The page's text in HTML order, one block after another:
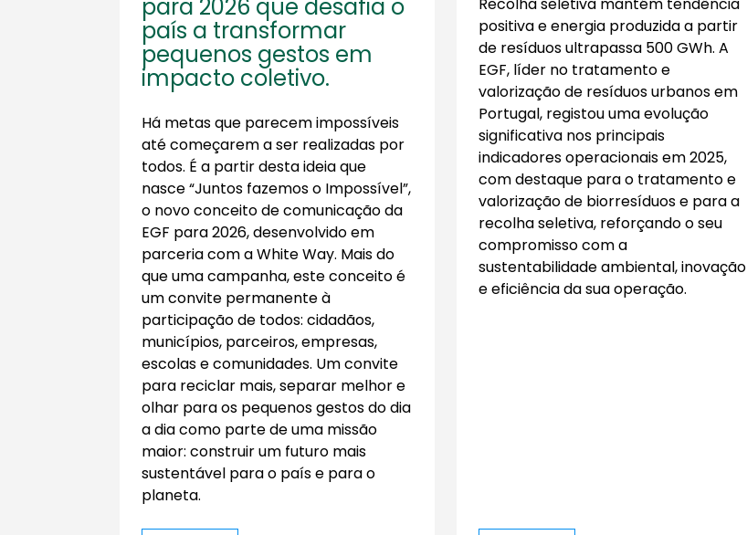
para 2026 que desafia o
país a transformar
pequenos gestos em
impacto coletivo.
Há metas que parecem impossíveis
até começarem a ser realizadas por
todos. É a partir desta ideia que
nasce “Juntos fazemos o Impossível”,
o novo conceito de comunicação da
EGF para 2026, desenvolvido em
parceria com a White Way. Mais do
que uma campanha, este conceito é
um convite permanente à
participação de todos: cidadãos,
municípios, parceiros, empresas,
escolas e comunidades. Um convite
para reciclar mais, separar melhor e
olhar para os pequenos gestos do dia
a dia como parte de uma missão
maior: construir um futuro mais
sustentável para o país e para o
planeta.
positiva e energia produzida a partir
de resíduos ultrapassa 500 GWh. A
EGF, líder no tratamento e
valorização de resíduos urbanos em
Portugal, registou uma evolução
significativa nos principais
indicadores operacionais em 2025,
com destaque para o tratamento e
valorização de biorresíduos e para a
recolha seletiva, reforçando o seu
compromisso com a
sustentabilidade ambiental, inovação
e eficiência da sua operação.